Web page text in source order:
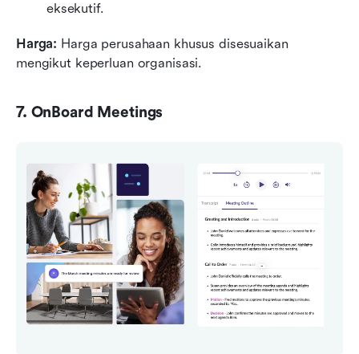
eksekutif.
Harga: Harga perusahaan khusus disesuaikan
mengikut keperluan organisasi.
7. OnBoard Meetings